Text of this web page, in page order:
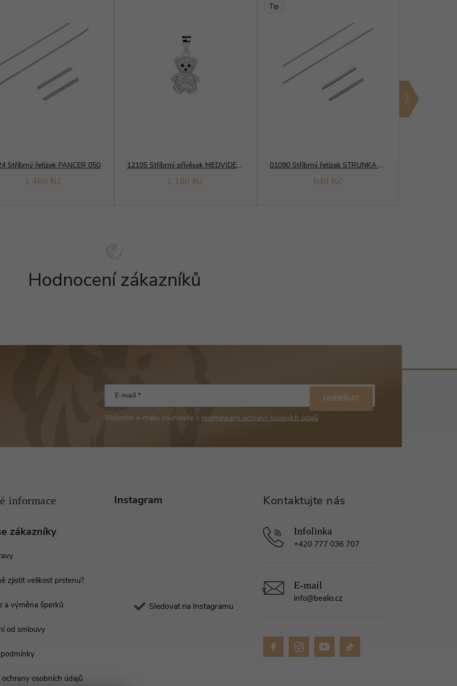
Stříbrný řetízek PANCER 050
1 460 Kč
12105 Stříbrný přívěsek MEDVÍDEK zirkon
1 180 Kč
Tip
01090 Stříbrný řetízek STRUNKA HLADKÁ osmihran
640 Kč
Hodnocení zákazníků
E-mail
Vložením e-mailu souhlasíte s podmínkami ochrany osobních údajů
ODEBÍRAT
zákazníky
zjistit velikost prstenu?
a výměna šperků
od smlouvy
osobních údajů
Instagram
Sledovat na Instagramu
info@bealio.cz
+420 777 036 707